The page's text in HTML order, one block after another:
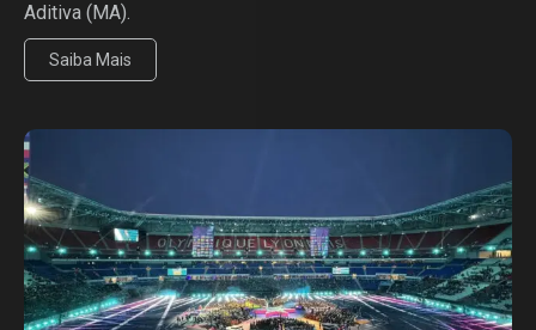
Aditiva (MA).
Saiba Mais